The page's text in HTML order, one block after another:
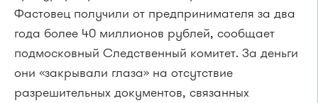
Фастовец получили от предпринимателя за два
года более 40 миллионов рублей, сообщает
подмосковный Следственный комитет. За деньги
они «закрывали глаза» на отсутствие
разрешительных документов, связанных